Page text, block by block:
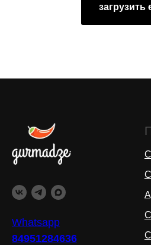
загрузить
Whatsapp
84951284636